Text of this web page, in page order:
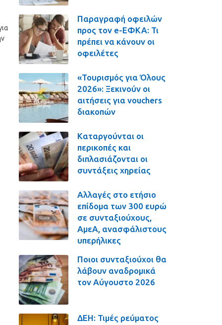
Παραγραφή οφειλών
προς τον e-ΕΦΚΑ: Τι
πρέπει να κάνουν οι
οφειλέτες
«Τουρισμός για Όλους
2026»: Ξεκινούν οι
αιτήσεις για vouchers
διακοπών
Καταργούνται οι
περικοπές και
διπλασιάζονται οι
συντάξεις χηρείας
Αλλαγές στο ετήσιο
επίδομα των 300 ευρώ
σε συνταξιούχους,
ΑμεΑ, ανασφάλιστους
υπερήλικες
Ποιοι συνταξιούχοι θα
λάβουν αναδρομικά
τον Αύγουστο 2026
ΔΕΗ: Τιμές ρεύματος